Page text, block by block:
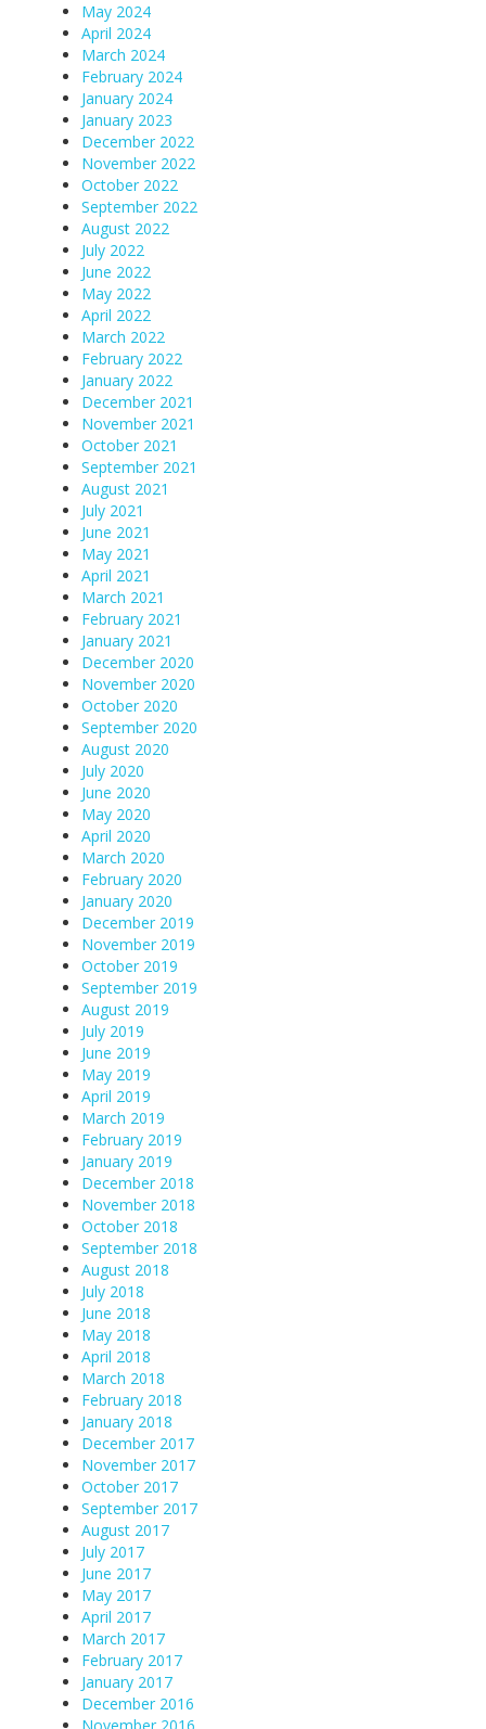
May 2024
April 2024
March 2024
February 2024
January 2024
January 2023
December 2022
November 2022
October 2022
September 2022
August 2022
July 2022
June 2022
May 2022
April 2022
March 2022
February 2022
January 2022
December 2021
November 2021
October 2021
September 2021
August 2021
July 2021
June 2021
May 2021
April 2021
March 2021
February 2021
January 2021
December 2020
November 2020
October 2020
September 2020
August 2020
July 2020
June 2020
May 2020
April 2020
March 2020
February 2020
January 2020
December 2019
November 2019
October 2019
September 2019
August 2019
July 2019
June 2019
May 2019
April 2019
March 2019
February 2019
January 2019
December 2018
November 2018
October 2018
September 2018
August 2018
July 2018
June 2018
May 2018
April 2018
March 2018
February 2018
January 2018
December 2017
November 2017
October 2017
September 2017
August 2017
July 2017
June 2017
May 2017
April 2017
March 2017
February 2017
January 2017
December 2016